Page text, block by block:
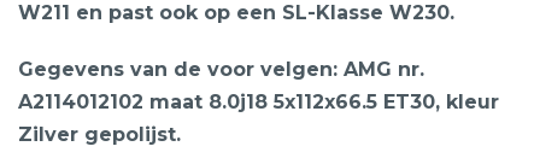
W211 en past ook op een SL-Klasse W230.
Gegevens van de voor velgen: AMG nr.
A2114012102 maat 8.0j18 5x112x66.5 ET30, kleur
Zilver gepolijst.